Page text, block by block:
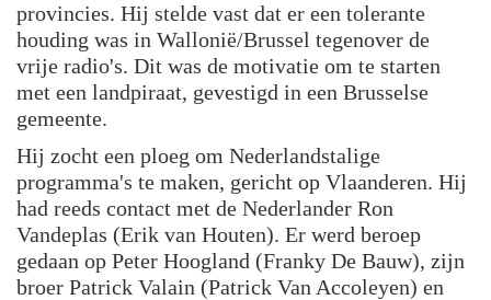
provincies. Hij stelde vast dat er een tolerante
houding was in Wallonië/Brussel tegenover de
vrije radio's. Dit was de motivatie om te starten
met een landpiraat, gevestigd in een Brusselse
gemeente.
Hij zocht een ploeg om Nederlandstalige
programma's te maken, gericht op Vlaanderen. Hij
had reeds contact met de Nederlander Ron
Vandeplas (Erik van Houten). Er werd beroep
gedaan op Peter Hoogland (Franky De Bauw), zijn
broer Patrick Valain (Patrick Van Accoleyen) en